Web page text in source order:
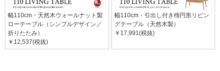
幅110cm・天然木ウォールナット製
ローテーブル（シンプルデザイン／
折りたたみ）
￥12,537(税抜)
幅110cm・引出し付き楕円形リビン
グテーブル（天然木製）
￥17,991(税抜)